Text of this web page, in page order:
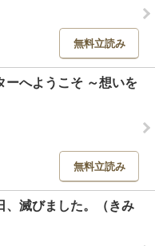
無料立読み
ーへようこそ ～想いを
無料立読み
、滅びました。（きみ